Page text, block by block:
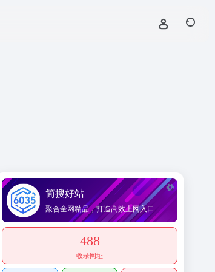
简搜好站
聚合全网精品，打造高效上网入口
488
收录网址